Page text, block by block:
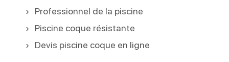
Professionnel de la piscine
Piscine coque résistante
Devis piscine coque en ligne